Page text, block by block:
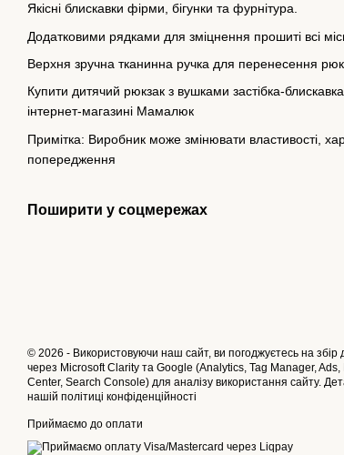
Якісні блискавки фірми, бігунки та фурнітура.
Додатковими рядками для зміцнення прошиті всі
Верхня зручна тканинна ручка для перенесення
Купити дитячий рюкзак з вушками застібка-
інтернет-магазині Мамалюк
Примітка: Виробник може змінювати властивості,
попередження
Поширити у соцмережах
© 2026 - Використовуючи наш сайт, ви погоджуєтесь на збір
через Microsoft Clarity та Google (Analytics, Tag Manager, Ads,
Center, Search Console) для аналізу використання сайту.
нашій політиці конфіденційності
Приймаємо до оплати